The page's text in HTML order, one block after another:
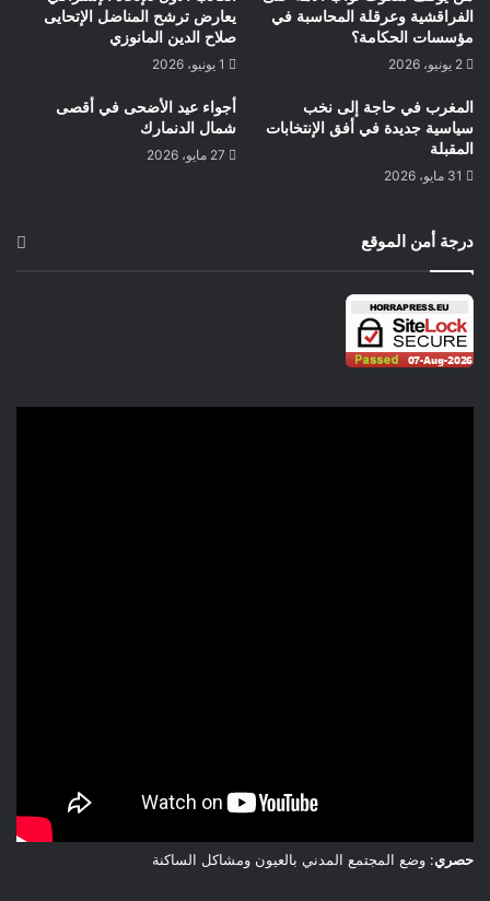
الفراقشية وعرقلة المحاسبة في
مؤسسات الحكامة؟
2 يونيو، 2026
يعارض ترشح المناضل الإتحايى
صلاح الدين المانوزي
1 يونيو، 2026
المغرب في حاجة إلى نخب
سياسية جديدة في أفق الإنتخابات
المقبلة
31 مايو، 2026
أجواء عيد الأضحى في أقصى
شمال الدنمارك
27 مايو، 2026
درجة أمن الموقع
حصري: وضع المجتمع المدني بالعيون ومشاكل الساكنة